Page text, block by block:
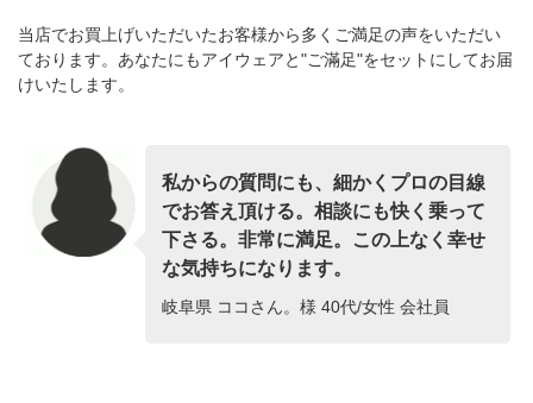
当店でお買上げいただいたお客様から多くご満足の声をいただい
ております。あなたにもアイウェアと"ご滿足"をセットにしてお届
けいたします。
私からの質問にも、細かくプロの目線
でお答え頂ける。相談にも快く乗って
下さる。非常に満足。この上なく幸せ
な気持ちになります。
岐阜県 ココさん。様 40代/女性 会社員